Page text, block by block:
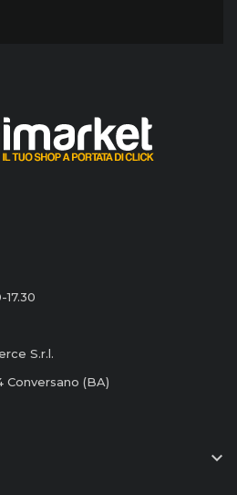
S.r.l.
Conversano (BA)
